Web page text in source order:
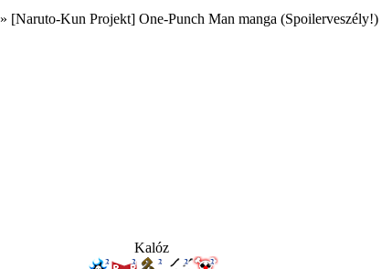
» [Naruto-Kun Projekt] One-Punch Man manga (Spoilerveszély!)
Kalóz